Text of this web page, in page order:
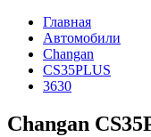
Главная
Автомобили
Changan
CS35PLUS
3630
Changan